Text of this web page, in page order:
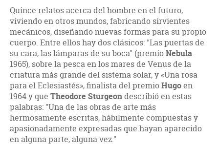
Quince relatos acerca del hombre en el futuro,
viviendo en otros mundos, fabricando sirvientes
mecánicos, diseñando nuevas formas para su propio
cuerpo. Entre ellos hay dos clásicos: "Las puertas de
su cara, las lámparas de su boca" (premioNebula
1965), sobre la pesca en los mares de Venus de la
criatura más grande del sistema solar, y «Una rosa
para el Eclesiastés», finalista del premioHugoen
1964 y que Theodore Sturgeondescribió en estas
palabras: "Una de las obras de arte más
hermosamente escritas, hábilmente compuestas y
apasionadamente expresadas que hayan aparecido
en alguna parte, alguna vez."